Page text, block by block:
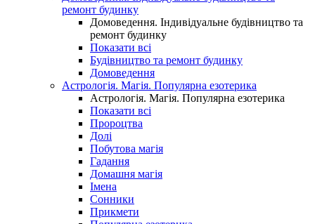
ремонт будинку
Домоведення. Індивідуальне будівництво та
ремонт будинку
Показати всі
Будівництво та ремонт будинку
Домоведення
Астрологія. Магія. Популярна езотерика
Астрологія. Магія. Популярна езотерика
Показати всі
Пророцтва
Долі
Побутова магія
Гадання
Домашня магія
Імена
Сонники
Прикмети